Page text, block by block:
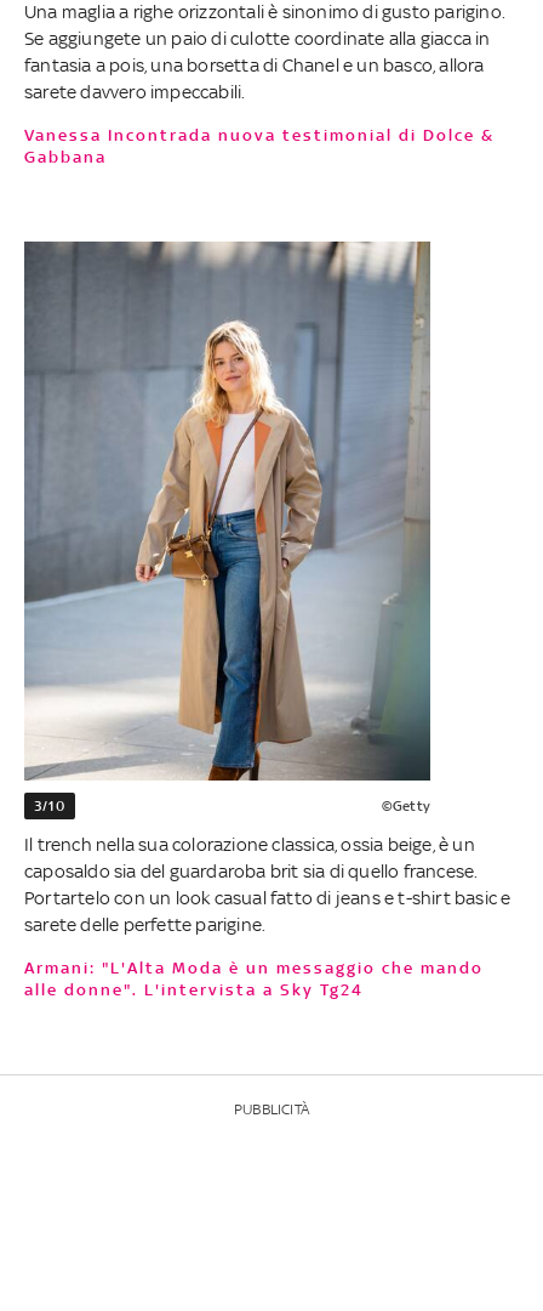
Una maglia a righe orizzontali è sinonimo di gusto parigino.
Se aggiungete un paio di culotte coordinate alla giacca in
fantasia a pois, una borsetta di Chanel e un basco, allora
sarete davvero impeccabili.
Vanessa Incontrada nuova testimonial di Dolce &
Gabbana
3/10 ©Getty
Il trench nella sua colorazione classica, ossia beige, è un
caposaldo sia del guardaroba brit sia di quello francese.
Portartelo con un look casual fatto di jeans e t-shirt basic e
sarete delle perfette parigine.
Armani: "L'Alta Moda è un messaggio che mando
alle donne". L'intervista a Sky Tg24
PUBBLICITÀ